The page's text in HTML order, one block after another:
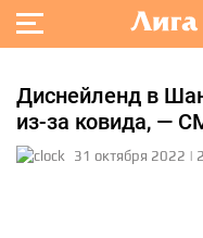
Диснейленд в
из-за ковида, —
31 октября 2022 |